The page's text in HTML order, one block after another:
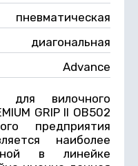
пневматическая
диагональная
Advance
для вилочного
GRIP II OB502
предприятия
наиболее
в линейке